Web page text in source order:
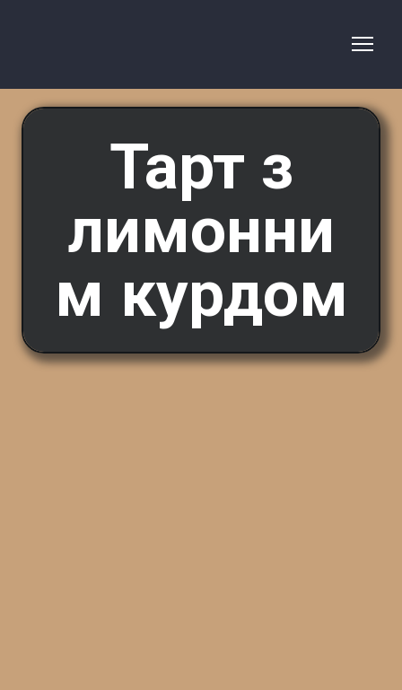
Тарт з
лимонни
м курдом